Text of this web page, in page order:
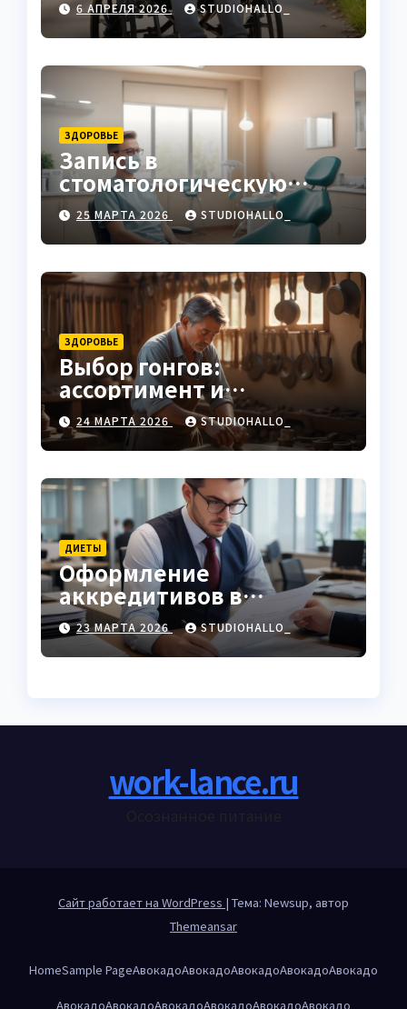
6 АПРЕЛЯ 2026 STUDIOHALLO_
ЗДОРОВЬЕ
Запись в
стоматологическую
клинику
25 МАРТА 2026 STUDIOHALLO_
ЗДОРОВЬЕ
Выбор гонгов:
ассортимент и
характеристики
24 МАРТА 2026 STUDIOHALLO_
ДИЕТЫ
Оформление
аккредитивов в
международной
торговле
23 МАРТА 2026 STUDIOHALLO_
work-lance.ru
Сайт работает на WordPress | Тема: Newsup, автор
Themeansar
HomeSample PageАвокадоАвокадоАвокадоАвокадоАвокадо
АвокадоАвокадоАвокадоАвокадоАвокадоАвокадо